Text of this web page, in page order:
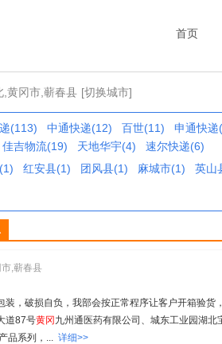
首页
,黄冈市,蕲春县 [切换城市]
(113) 中通快递(12) 百世(11)
申通快递
佳吉物流(19) 天地华宇(4)
速尔快递(6)
红安县(1) 团风县(1) 麻城市(1)
英山
,蕲春县
装，破损自负，我部会按正常程序让客户开箱验货
道87号黄冈 九州通医药有限公司、城东工业园湖
品系列，... 详细>>